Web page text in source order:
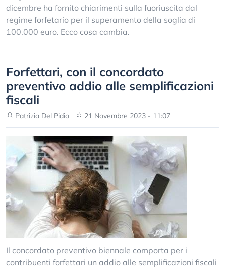
dicembre ha fornito chiarimenti sulla fuoriuscita dal
regime forfetario per il superamento della soglia di
100.000 euro. Ecco cosa cambia.
Forfettari, con il concordato
preventivo addio alle semplificazioni
fiscali
Patrizia Del Pidio 21 Novembre 2023 - 11:07
Il concordato preventivo biennale comporta per i
contribuenti forfettari un addio alle semplificazioni fiscali